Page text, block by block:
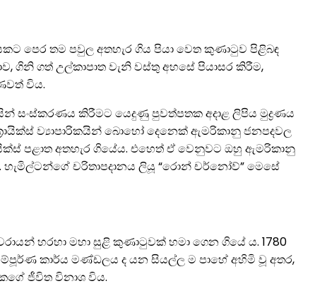
පෙර තම පවුල අතහැර ගිය පියා වෙත කුණාටුව පිළිබඳ
ගිනි ගත් උල්කාපාත වැනි වස්තු අහසේ පියාසර කිරීම,
විය.
සංස්කරණය කිරීමට යෙදුණු පුවත්පතක අදාළ ලිපිය මුද්‍රණය
ව්‍යාපාරිකයින් බොහෝ දෙනෙක් ඇමරිකානු ජනපදවල
පළාත අතහැර ගියේය. එහෙත් ඒ වෙනුවට ඔහු ඇමරිකානු
චරිතාපදානය ලියූ “රොන් චර්නෝව්” මෙසේ
හරහා මහා සුළි කුණාටුවක් හමා ගෙන ගියේ ය. 1780
කාර්ය මණ්ඩලය ද යන සියල්ල ම පාහේ අහිමි වූ අතර,
ජීවිත විනාශ විය.